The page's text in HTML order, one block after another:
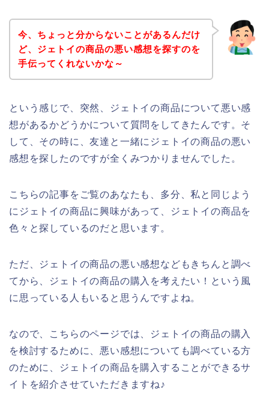
今、ちょっと分からないことがあるんだけ
ど、ジェトイの商品の悪い感想を探すのを
手伝ってくれないかな～
という感じで、突然、ジェトイの商品について悪い感
想があるかどうかについて質問をしてきたんです。そ
して、その時に、友達と一緒にジェトイの商品の悪い
感想を探したのですが全くみつかりませんでした。
こちらの記事をご覧のあなたも、多分、私と同じよう
にジェトイの商品に興味があって、ジェトイの商品を
色々と探しているのだと思います。
ただ、ジェトイの商品の悪い感想などもきちんと調べ
てから、ジェトイの商品の購入を考えたい！という風
に思っている人もいると思うんですよね。
なので、こちらのページでは、ジェトイの商品の購入
を検討するために、悪い感想についても調べている方
のために、ジェトイの商品を購入することができるサ
イトを紹介させていただきますね♪